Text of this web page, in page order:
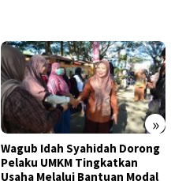
»
Wagub Idah Syahidah Dorong
Pelaku UMKM Tingkatkan
Usaha Melalui Bantuan Modal